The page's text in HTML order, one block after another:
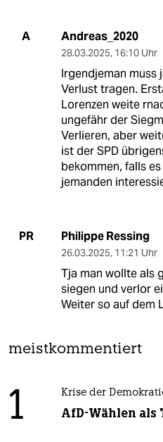
A Andreas_2020
28.03.2025, 16:10 Uhr
Irgendjeman muss
Verlust tragen.
Lorenzen weite
ungefähr der
Verlieren, aber
ist der SPD
bekommen, falls
jemanden
PR Philippe Ressing
26.03.2025, 11:21 Uhr
Tja man wollte als
siegen und verlor
Weiter so auf dem
meistkommentiert
1 Krise der
AfD-Wählen als